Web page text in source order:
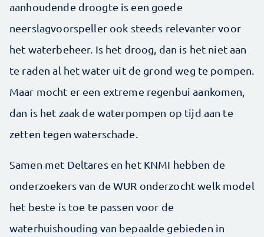
aanhoudende droogte is een goede
neerslagvoorspeller ook steeds relevanter voor
het waterbeheer. Is het droog, dan is het niet aan
te raden al het water uit de grond weg te pompen.
Maar mocht er een extreme regenbui aankomen,
dan is het zaak de waterpompen op tijd aan te
zetten tegen waterschade.
Samen met Deltares en het KNMI hebben de
onderzoekers van de WUR onderzocht welk model
het beste is toe te passen voor de
waterhuishouding van bepaalde gebieden in